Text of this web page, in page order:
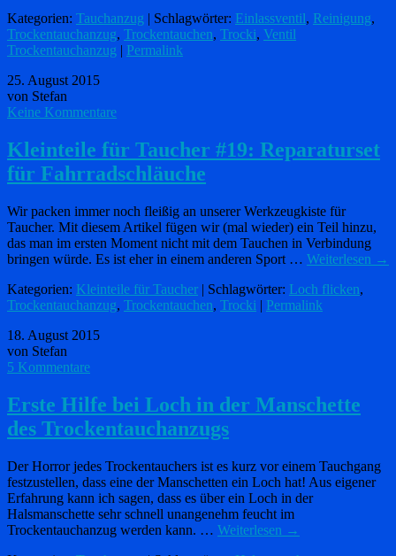
Kategorien: Tauchanzug | Schlagwörter: Einlassventil, Reinigung,
Trockentauchanzug, Trockentauchen, Trocki, Ventil
Trockentauchanzug | Permalink
25. August 2015
von Stefan
Keine Kommentare
Kleinteile für Taucher #19: Reparaturset
für Fahrradschläuche
Wir packen immer noch fleißig an unserer Werkzeugkiste für
Taucher. Mit diesem Artikel fügen wir (mal wieder) ein Teil hinzu,
das man im ersten Moment nicht mit dem Tauchen in Verbindung
bringen würde. Es ist eher in einem anderen Sport … Weiterlesen →
Kategorien: Kleinteile für Taucher | Schlagwörter: Loch flicken,
Trockentauchanzug, Trockentauchen, Trocki | Permalink
18. August 2015
von Stefan
5 Kommentare
Erste Hilfe bei Loch in der Manschette
des Trockentauchanzugs
Der Horror jedes Trockentauchers ist es kurz vor einem Tauchgang
festzustellen, dass eine der Manschetten ein Loch hat! Aus eigener
Erfahrung kann ich sagen, dass es über ein Loch in der
Halsmanschette sehr schnell unangenehm feucht im
Trockentauchanzug werden kann. … Weiterlesen →